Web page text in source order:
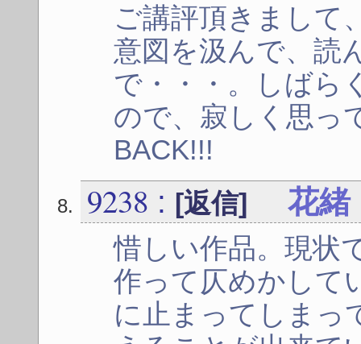
ご講評頂きまして
意図を汲んで、読
で・・・。しばら
ので、寂しく思っ
BACK!!!
9238 : [返信] 花緒
惜しい作品。現状
作って仄めかして
に止まってしまっ